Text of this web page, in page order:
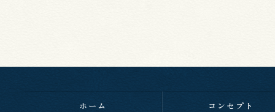
ホーム コンセプト